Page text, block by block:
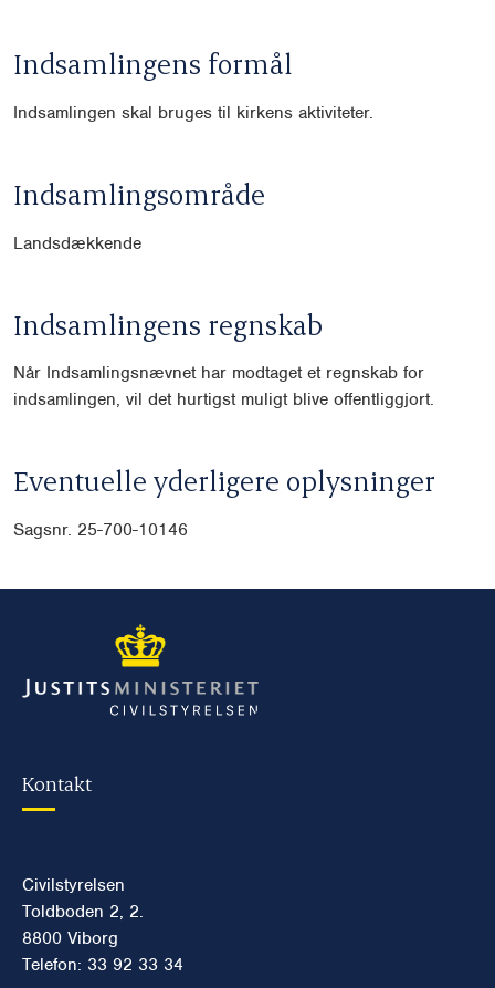
Indsamlingens formål
Indsamlingen skal bruges til kirkens aktiviteter.
Indsamlingsområde
Landsdækkende
Indsamlingens regnskab
Når Indsamlingsnævnet har modtaget et regnskab for
indsamlingen, vil det hurtigst muligt blive offentliggjort.
Eventuelle yderligere oplysninger
Sagsnr. 25-700-10146
Kontakt
Civilstyrelsen
Toldboden 2, 2.
8800 Viborg
Telefon: 33 92 33 34